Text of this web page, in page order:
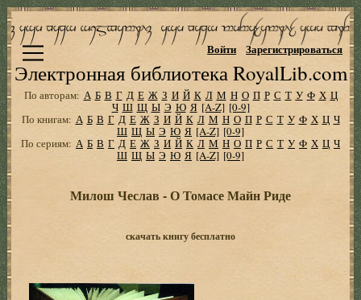
Электронная библиотека RoyalLib.com
Войти Зарегистрироваться
По авторам: А Б В Г Д Е Ж З И Й К Л М Н О П Р С Т У Ф Х Ц
Ч Ш Щ Ы Э Ю Я [A-Z] [0-9]
По книгам: А Б В Г Д Е Ж З И Й К Л М Н О П Р С Т У Ф Х Ц Ч
Ш Щ Ы Э Ю Я [A-Z] [0-9]
По сериям: А Б В Г Д Е Ж З И Й К Л М Н О П Р С Т У Ф Х Ц Ч
Ш Щ Ы Э Ю Я [A-Z] [0-9]
Милош Чеслав - О Томасе Майн Риде
скачать книгу бесплатно